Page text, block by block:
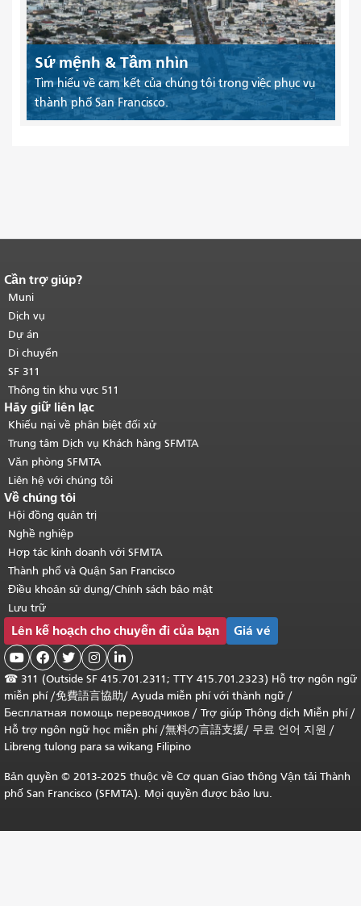
Sứ mệnh & Tầm nhìn
Tìm hiểu về cam kết của chúng tôi trong việc phục vụ
thành phố San Francisco.
Kết thúc nội dung trang.
của trang này được lặp lại trên mọi
trang.Quay lại đầu trang nội dung
chính.
Cần trợ giúp?
Muni
Dịch vụ
Dự án
Di chuyển
SF 311
Thông tin khu vực 511
Hãy giữ liên lạc
Khiếu nại về phân biệt đối xử
Trung tâm Dịch vụ Khách hàng SFMTA
Văn phòng SFMTA
Liên hệ với chúng tôi
Về chúng tôi
Hội đồng quản trị
Nghề nghiệp
Hợp tác kinh doanh với SFMTA
Thành phố và Quận San Francisco
Điều khoản sử dụng/Chính sách bảo mật
Lưu trữ
Lên kế hoạch cho chuyến đi của bạn Giá vé
    
☎ 311 (Outside SF 415.701.2311; TTY 415.701.2323) Hỗ trợ ngôn ngữ
miễn phí /免費語言協助/ Ayuda miễn phí với thành ngữ /
Бесплатная помощь переводчиков / Trợ giúp Thông dịch Miễn phí/
Hỗ trợ ngôn ngữ học miễn phí/無料の言語支援/ 무료 언어 지원 /
Libreng tulong para sa wikang Filipino
Bản quyền © 2013-2025 thuộc về Cơ quan Giao thông Vận tải Thành
phố San Francisco (SFMTA). Mọi quyền được bảo lưu.